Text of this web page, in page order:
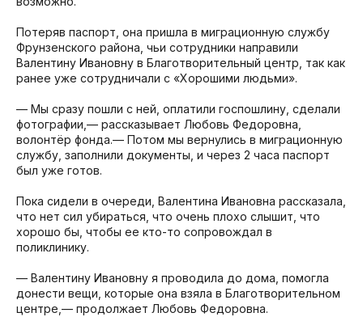
Потеряв паспорт, она пришла в миграционную службу
Фрунзенского района, чьи сотрудники направили
Валентину Ивановну в Благотворительный центр, так как
ранее уже сотрудничали с «Хорошими людьми».
— Мы сразу пошли с ней, оплатили госпошлину, сделали
фотографии,— рассказывает Любовь Федоровна,
волонтёр фонда.— Потом мы вернулись в миграционную
службу, заполнили документы, и через 2 часа паспорт
был уже готов.
Пока сидели в очереди, Валентина Ивановна рассказала,
что нет сил убираться, что очень плохо слышит, что
хорошо бы, чтобы ее кто-то сопровождал в
поликлинику.
— Валентину Ивановну я проводила до дома, помогла
донести вещи, которые она взяла в Благотворительном
центре,— продолжает Любовь Федоровна.